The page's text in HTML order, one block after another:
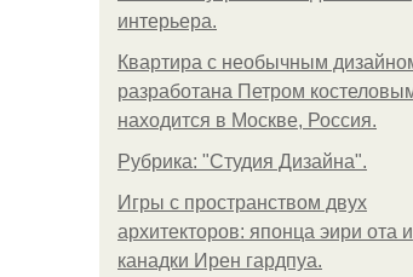
интерьера.
Квартира с необычным
разработана Петром
находится в Москве, Россия.
Рубрика: "Студия Дизайна".
Игры с пространством двух
архитекторов: японца эири ота и
канадки Ирен гардпуа.